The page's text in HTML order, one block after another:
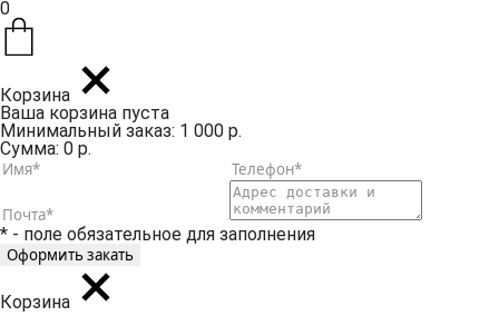
0
Корзина
Ваша корзина пуста
Минимальный заказ: 1 000 р.
Сумма: 0 р.
* - поле обязательное для заполнения
Корзина